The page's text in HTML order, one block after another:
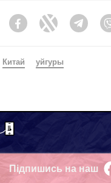
FacebookTwitter
Китай уйгуры
Підпишись на наш
Facebook